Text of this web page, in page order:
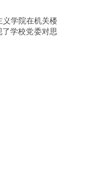
学院在机关楼
学校党委对思